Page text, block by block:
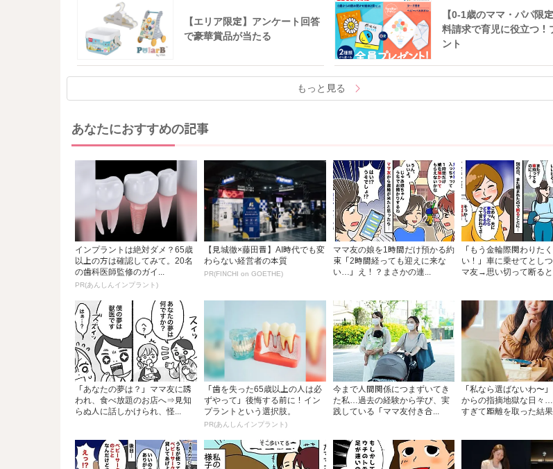
【エリア限定】アンケート回答
で豪華賞品が当たる
【0-1歳のママ・パパ限
料請求で育児に役立つ！
ント
もっと見る
あなたにおすすめの記事
インプラントは絶対ダメ？65歳
以上の方は確認してみて。20名
の歯科医師監修のガイ...
PR(あんしんインプラント)
【見城徹×藤田晋】AI時代でも変
わらない経営者の本質
PR(FINCHI on GOETHE)
ママ友の娘を1時間だけ預かる約
束「2時間経っても迎えに来な
い…」え！？まさかの連...
「もう金輪際関わりた
い！」車に乗せてとし
マ友→思い切って断る
「あなたの夢は？」ママ友に誘
われ、食べ放題のお店へ⇒見知
らぬ人に話しかけられ、怪...
「歯を失った65歳以上の人は必
ずやって」後悔する前に！イン
プラントという選択肢。
PR(あんしんインプラント)
今まで人間関係につまずいてき
た私…過去の経験から学び、実
践している「ママ友付き合...
「私なら選ばないわ〜
からの指摘地獄な日々
すぎて距離を取った結果